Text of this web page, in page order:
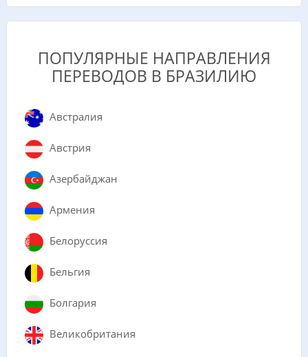
ПОПУЛЯРНЫЕ НАПРАВЛЕНИЯ
ПЕРЕВОДОВ В БРАЗИЛИЮ
Австралия
Австрия
Азербайджан
Армения
Белоруссия
Бельгия
Болгария
Великобритания